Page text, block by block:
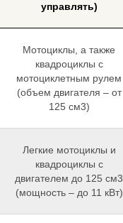
управлять)
Мотоциклы, а также
квадроциклы с
мотоциклетным рулем
(объем двигателя – от
125 см3)
Легкие мотоциклы и
квадроциклы с
двигателем до 125 см3
(мощность – до 11 кВт)